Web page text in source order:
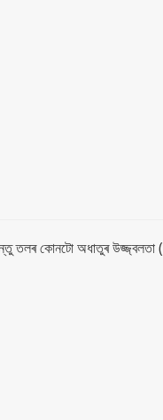
তলৰ কোনটো অধাতুৰ উজ্জ্বলতা